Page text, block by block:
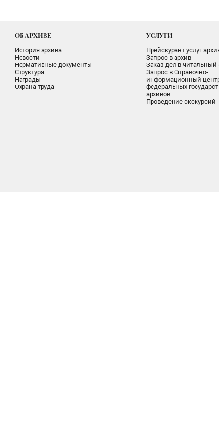
ОБ АРХИВЕ
История архива
Новости
Нормативные документы
Структура
Награды
Охрана труда
УСЛУГИ
Прейскурант услуг
Запрос в архив
Заказ дел в читальный
Запрос в Справочно-
информационный
федеральных
архивов
Проведение экскурсий